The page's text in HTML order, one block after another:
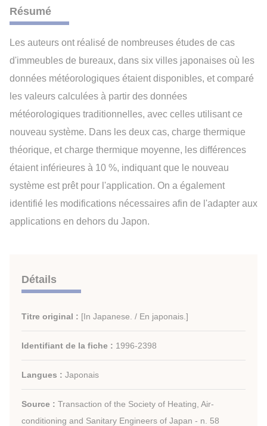
Résumé
Les auteurs ont réalisé de nombreuses études de cas
d'immeubles de bureaux, dans six villes japonaises où les
données météorologiques étaient disponibles, et comparé
les valeurs calculées à partir des données
météorologiques traditionnelles, avec celles utilisant ce
nouveau système. Dans les deux cas, charge thermique
théorique, et charge thermique moyenne, les différences
étaient inférieures à 10 %, indiquant que le nouveau
système est prêt pour l'application. On a également
identifié les modifications nécessaires afin de l'adapter aux
applications en dehors du Japon.
Détails
Titre original : [In Japanese. / En japonais.]
Identifiant de la fiche : 1996-2398
Langues : Japonais
Source : Transaction of the Society of Heating, Air-
conditioning and Sanitary Engineers of Japan - n. 58